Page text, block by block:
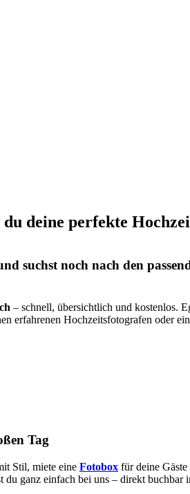
deine perfekte
suchst noch nach den
– schnell, übersichtlich und kostenlos.
erfahrenen Hochzeitsfotografen oder
Tag
Stil, miete eine Fotobox für deine
du ganz einfach bei uns – direkt buchbar